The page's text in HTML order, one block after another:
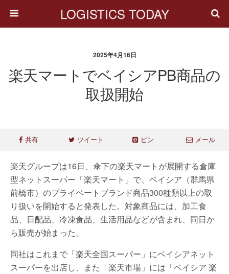
LOGISTICS TODAY
2025年4月16日
楽天マートでベイシアPB商品の
取扱開始
共有 ツイート ピン メール
楽天グループは16日、傘下の楽天マートが展開する倉庫
型ネットスーパー「楽天マート」で、ベイシア（群馬県
前橋市）のプライベートブランド商品300種類以上の取
り扱いを開始すると発表した。対象商品には、加工食
品、日配品、冷凍食品、生活用品などが含まれ、同日か
ら販売が始まった。
同社はこれまで「楽天全国スーパー」にベイシアネット
スーパーを出店し、また「楽天市場」には「ベイシア 楽